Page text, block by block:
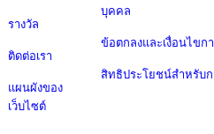
รางวัล
ติดต่อเรา
แผนผังของ
เว็บไซต์
บุคคล
ข้อตกลงและเงื่อนไขก
สิทธิประโยชน์สำหรับ